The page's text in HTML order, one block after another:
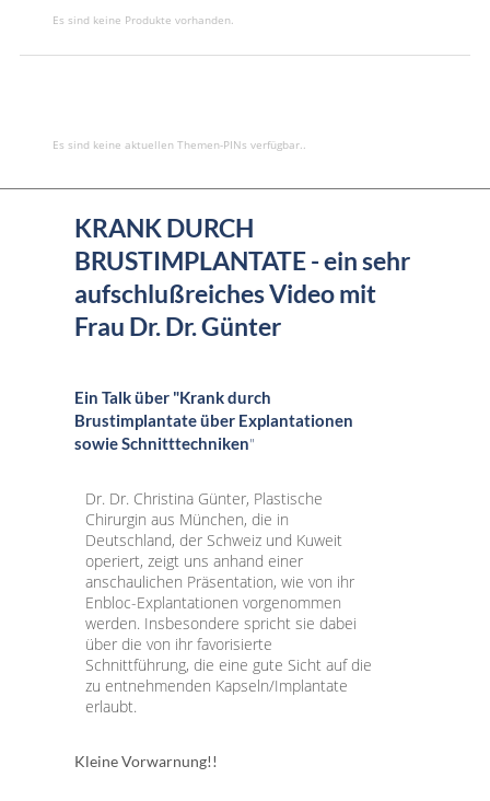
Es sind keine Produkte vorhanden.
Es sind keine aktuellen Themen-PINs verfügbar..
KRANK DURCH
BRUSTIMPLANTATE - ein sehr
aufschlußreiches Video mit
Frau Dr. Dr. Günter
Ein Talk über "Krank durch
Brustimplantate über Explantationen
sowie Schnitttechniken"
Dr. Dr. Christina Günter, Plastische
Chirurgin aus München, die in
Deutschland, der Schweiz und Kuweit
operiert, zeigt uns anhand einer
anschaulichen Präsentation, wie von ihr
Enbloc-Explantationen vorgenommen
werden. Insbesondere spricht sie dabei
über die von ihr favorisierte
Schnittführung, die eine gute Sicht auf die
zu entnehmenden Kapseln/Implantate
erlaubt.
Kleine Vorwarnung!!